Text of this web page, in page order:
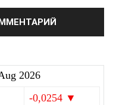
2026
-0,0254 ▼